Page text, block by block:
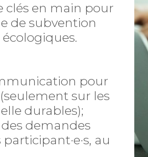
clés en main pour
de subvention
pour
sur les
durables);
demandes
au